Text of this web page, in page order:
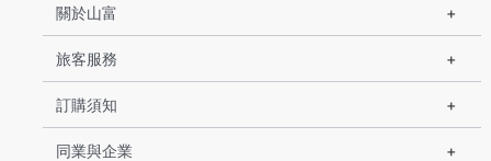
關於山富
旅客服務
訂購須知
同業與企業